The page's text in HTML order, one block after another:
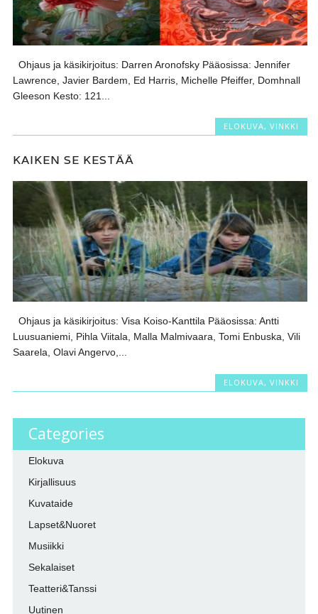
Ohjaus ja käsikirjoitus: Darren Aronofsky Pääosissa: Jennifer
Lawrence, Javier Bardem, Ed Harris, Michelle Pfeiffer, Domhnall
Gleeson Kesto: 121...
ELOKUVA, VINKKI
KAIKEN SE KESTÄÄ
Ohjaus ja käsikirjoitus: Visa Koiso-Kanttila Pääosissa: Antti
Luusuaniemi, Pihla Viitala, Malla Malmivaara, Tomi Enbuska, Vili
Saarela, Olavi Angervo,...
ELOKUVA, VINKKI
Categories
Elokuva
Kirjallisuus
Kuvataide
Lapset&Nuoret
Musiikki
Sekalaiset
Teatteri&Tanssi
Uutinen